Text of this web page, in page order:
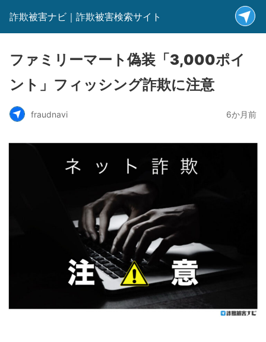
詐欺被害ナビ｜詐欺被害検索サイト
ファミリーマート偽装「3,000ポイ
ント」フィッシング詐欺に注意
fraudnavi 6か月前